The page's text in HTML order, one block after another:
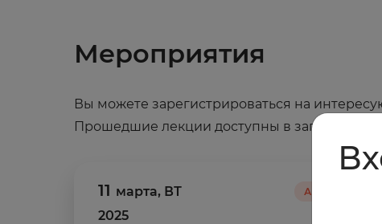
Мероприятия
Вы можете зарегистрироваться на
Прошедшие лекции доступны в записи
11 марта, ВТ
2025
Архив